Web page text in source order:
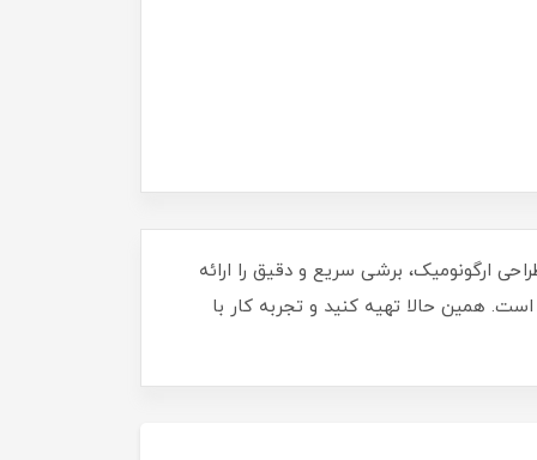
ارگونومیک، برشی سریع و دقیق را ارائه
همین حالا تهیه کنید و تجربه کار با